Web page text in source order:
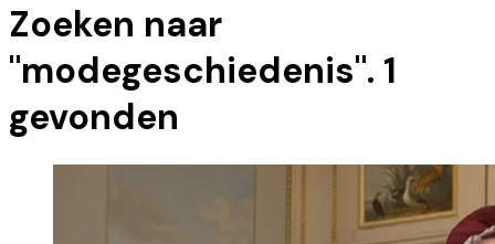
Zoeken naar
"modegeschiedenis". 1
gevonden